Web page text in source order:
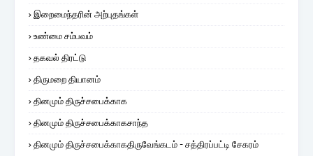
இறைமைந்தரின் அற்புதங்கள்
உண்மை சம்பவம்
தகவல் திரட்டு
திருமறை தியானம்
தினமும் திருச்சபைக்காக
தினமும் திருச்சபைக்காகசாந்த
தினமும் திருச்சபைக்காகதிருவேங்கடம் - சத்திரப்பட்டி சேகரம்